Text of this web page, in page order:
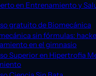
en Entrenamiento y
gratuito de Biomecánica
sin fórmulas:
en el gimnasio
Superior en Hipertrofia